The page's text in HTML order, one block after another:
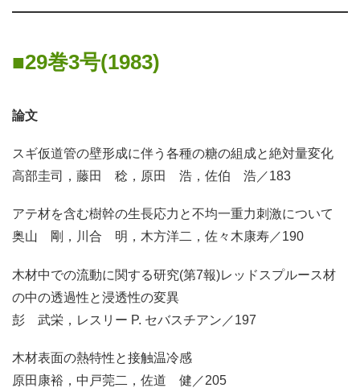
29巻3号(1983)
論文
スギ仮道管の壁形成に伴う各種の糖の組成と絶対量変化
高部圭司，藤田 稔，原田 浩，佐伯 浩／183
アテ材を含む樹幹の生長応力と不均一重力刺激について
奥山 剛，川合 明，木方洋二，佐々木康寿／190
木材中での流動に関する研究(第7報)レッドスプルース材
の中の透過性と浸透性の変異
彭 武栄，レスリー P. セバスチアン／197
木材表面の熱特性と接触温冷感
原田康裕，中戸莞二，佐道 健／205